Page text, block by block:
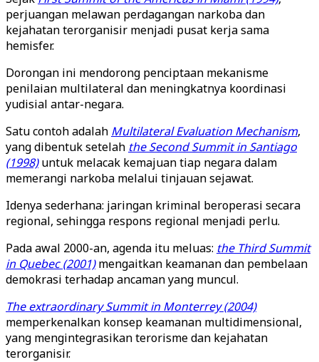
perjuangan melawan perdagangan narkoba dan
kejahatan terorganisir menjadi pusat kerja sama
hemisfer.
Dorongan ini mendorong penciptaan mekanisme
penilaian multilateral dan meningkatnya koordinasi
yudisial antar-negara.
Satu contoh adalah Multilateral Evaluation Mechanism,
yang dibentuk setelah the Second Summit in Santiago
(1998)untuk melacak kemajuan tiap negara dalam
memerangi narkoba melalui tinjauan sejawat.
Idenya sederhana: jaringan kriminal beroperasi secara
regional, sehingga respons regional menjadi perlu.
Pada awal 2000-an, agenda itu meluas: the Third Summit
in Quebec (2001)mengaitkan keamanan dan pembelaan
demokrasi terhadap ancaman yang muncul.
The extraordinary Summit in Monterrey (2004)
memperkenalkan konsep keamanan multidimensional,
yang mengintegrasikan terorisme dan kejahatan
terorganisir.